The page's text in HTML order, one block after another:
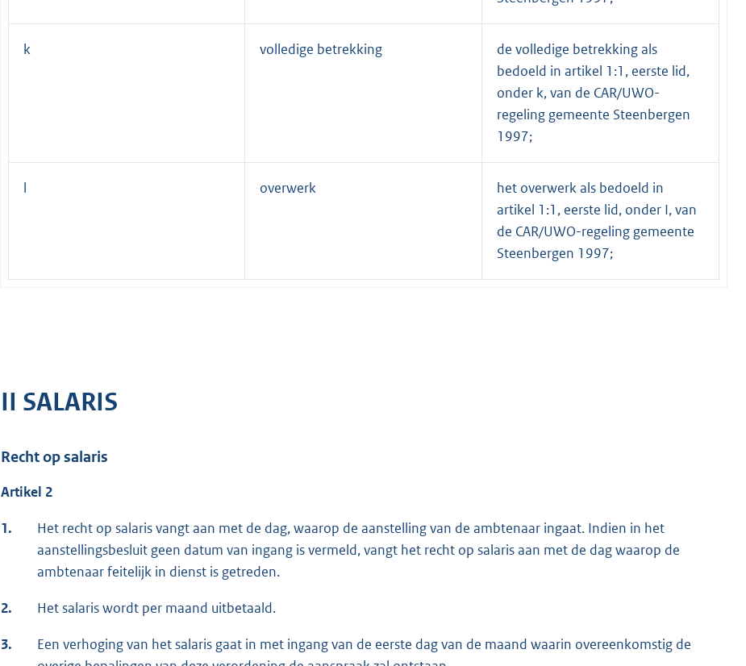
k volledige betrekking
de volledige betrekking als
bedoeld in artikel 1:1, eerste lid,
onder k, van de CAR/UWO-
regeling gemeente Steenbergen
1997;
l overwerk
het overwerk als bedoeld in
artikel 1:1, eerste lid, onder I, van
de CAR/UWO-regeling gemeente
Steenbergen 1997;
II SALARIS
Recht op salaris
Artikel 2
1.
Het recht op salaris vangt aan met de dag, waarop de aanstelling van de ambtenaar ingaat. Indien in het
aanstellingsbesluit geen datum van ingang is vermeld, vangt het recht op salaris aan met de dag waarop de
ambtenaar feitelijk in dienst is getreden.
2. Het salaris wordt per maand uitbetaald.
3.
Een verhoging van het salaris gaat in met ingang van de eerste dag van de maand waarin overeenkomstig de